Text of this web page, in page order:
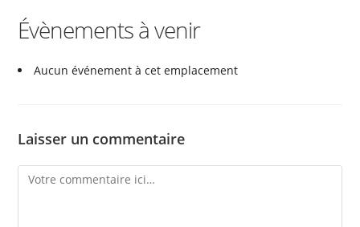
Évènements à venir
Aucun événement à cet emplacement
Laisser un commentaire